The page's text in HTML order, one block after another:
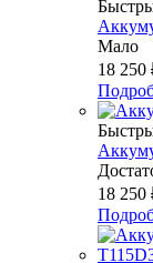
Мало
18 250
18 250